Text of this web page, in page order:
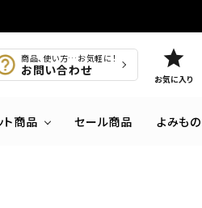
商品、使い方…お気軽に！
お問い合わせ star
お気に入り
ト商品 セール商品 よみもの